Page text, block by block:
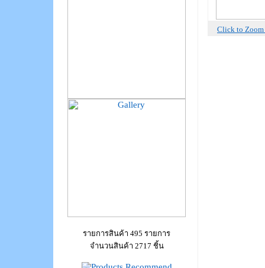
รายการสินค้า 495 รายการ
จำนวนสินค้า 2717 ชิ้น
Click to Zoom